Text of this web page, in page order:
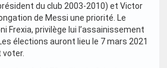
du club 2003-2010) et Victor
de Messi une priorité. Le
Frexia, privilège lui l’assainissement
élections auront lieu le 7 mars 2021
voter.